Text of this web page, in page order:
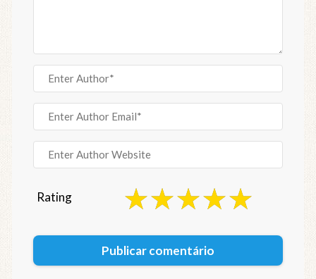
Rating